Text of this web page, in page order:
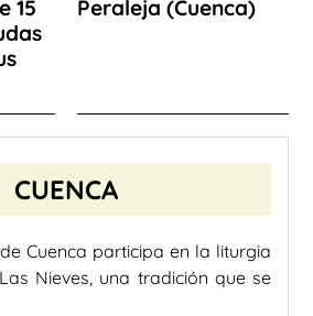
15
Peraleja (Cuenca)
CUENCA
Cuenca participa en la liturgia
Nieves, una tradición que se